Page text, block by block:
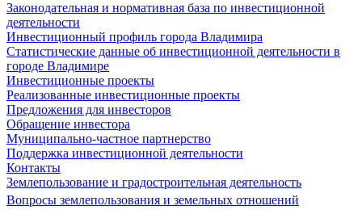
Законодательная и нормативная база по инвестиционной
деятельности
Инвестиционный профиль города Владимира
Статистические данные об инвестиционной деятельности в
городе Владимире
Инвестиционные проекты
Реализованные инвестиционные проекты
Предложения для инвесторов
Обращение инвестора
Муниципально-частное партнерство
Поддержка инвестиционной деятельности
Контакты
Землепользование и градостроительная деятельность
Вопросы землепользования и земельных отношений